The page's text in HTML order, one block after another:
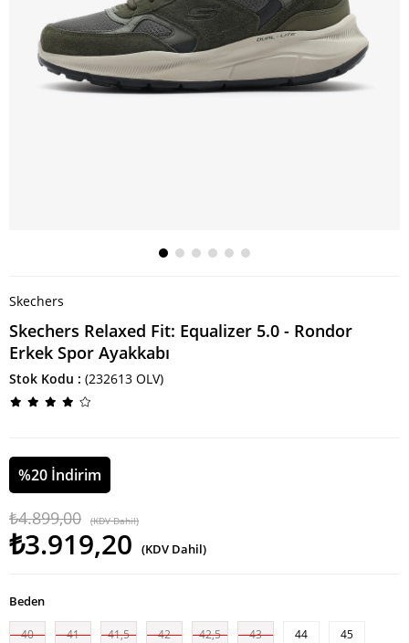
Skechers
Skechers Relaxed Fit: Equalizer 5.0 - Rondor
Erkek Spor Ayakkabı
Stok Kodu (232613 OLV)
%20 İndirim
₺4.899,00 (KDV Dahil)
₺3.919,20 (KDV Dahil)
Beden
40 41 41,5 42 42,5 43 44 45